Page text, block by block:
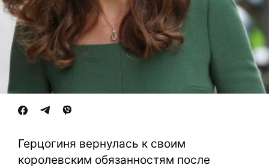
Герцогиня вернулась к своим
королевским обязанностям после